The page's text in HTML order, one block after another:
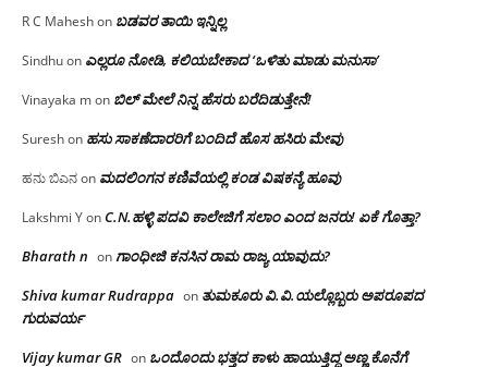
R C Maheshon ಬಡವರ ತಾಯಿ ಇನ್ನಿಲ್ಲ
Sindhuon ಎಲ್ಲರೂ ನೋಡಿ, ಕಲಿಯಬೇಕಾದ ‘ಒಳಿತು ಮಾಡು ಮನುಸಾ’
Vinayaka mon ಬಿಲ್ ಮೇಲೆ ನಿನ್ನ ಹೆಸರು ಬರೆದಿಡುತ್ತೇನೆ!
Sureshon ಹಸು ಸಾಕಣೆದಾರರಿಗೆ ಬಂದಿದೆ ಹೊಸ ಹಸಿರು ಮೇವು
ಹನು ಬಿಎನon ಮದಲಿಂಗನ ಕಣಿವೆಯಲ್ಲಿ ಕಂಡ ವಿಷಕನ್ಯೆ ಹೂವು
Lakshmi YonC.N.ಹಳ್ಳಿ ಪದವಿ ಕಾಲೇಜಿಗೆ ಸಲಾಂ‌ ಎಂದ ಜನರು! ಏಕೆ ಗೊತ್ತಾ?
Bharath n onಗಾಂಧೀಜಿ ಕನಸಿನ ರಾಮ ರಾಜ್ಯ ಯಾವುದು?
Shiva kumar Rudrappa on ತುಮಕೂರು‌ ವಿ.ವಿ.ಯಲ್ಲೊಬ್ಬರು ಅಪರೂಪದ
ಗುರುವರ್ಯ
Vijay kumar GR on ಒಂದೊಂದು ಭತ್ತದ ಕಾಳು ಹಾಯುತ್ತಿದ್ದ ಅಣ್ಣ ಕೊನೆಗೆ